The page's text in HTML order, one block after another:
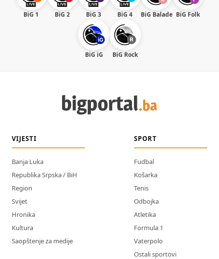
BiG 1 BiG 2 BiG 3 BiG 4 BiG Balade BiG Folk
BiG iG BiG Rock
VIJESTI
Banja Luka
Republika Srpska / BiH
Region
Svijet
Hronika
Kultura
Saopštenje za medije
SPORT
Fudbal
Košarka
Tenis
Odbojka
Atletika
Formula 1
Vaterpolo
Ostali sportovi